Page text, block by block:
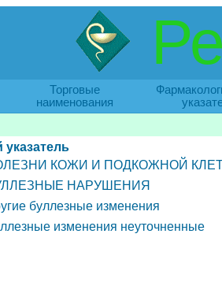
Торговые
наименования
указатель
КОЖИ И ПОДКОЖНОЙ
НАРУШЕНИЯ
буллезные изменения
изменения неуточненные